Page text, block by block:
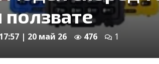
17:57 | 20 май 26 476 1